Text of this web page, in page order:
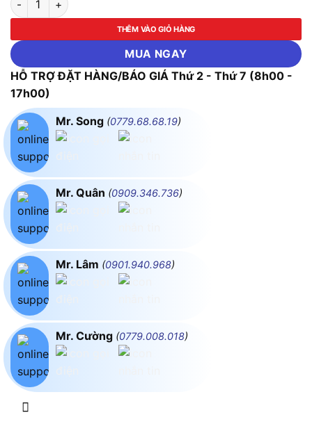
THÊM VÀO GIỎ HÀNG
MUA NGAY
HỖ TRỢ ĐẶT HÀNG/BÁO GIÁ Thứ 2 - Thứ 7 (8h00 -
17h00)
Mr. Song (0779.68.68.19)
Mr. Quân (0909.346.736)
Mr. Lâm (0901.940.968)
Mr. Cường (0779.008.018)